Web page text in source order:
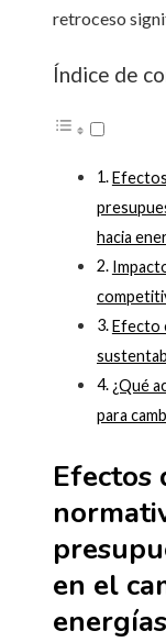
retroceso
Índice de
hacia
Efecto
¿Qué
para
Efectos
en el